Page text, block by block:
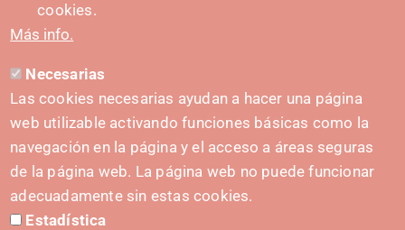
HARREMANETARAKO
hola@irisnavarra.com
(+34) 628 23 12 32
C. del Sadar, 31006 Pamplona
Harremanetarako formularioa
cookies.
Más info.
Necesarias
Las cookies necesarias ayudan a hacer una página
web utilizable activando funciones básicas como la
navegación en la página y el acceso a áreas seguras
de la página web. La página web no puede funcionar
adecuadamente sin estas cookies.
Estadística